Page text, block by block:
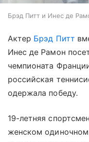
Брэд Питт и Инес де
Актер Брэд Питт
Инес де Рамон
чемпионата
российская
одержала победу.
19-летняя
женском одиночном